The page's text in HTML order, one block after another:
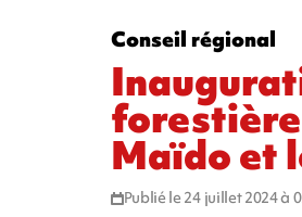
Conseil régional
Maïdo et
Publié le 24 juillet 2024 à